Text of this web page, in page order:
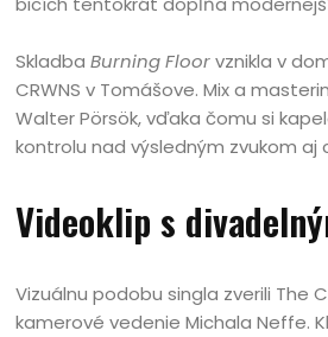
SkladbaBurning Floorvznikla v
CRWNS v Tomášove. Mix a
Walter Pörsök, vďaka čomu si
kontrolu nad výsledným zvukom aj
Videoklip s
Vizuálnu podobu singla zverili The
kamerové vedenie Michala Neffe.